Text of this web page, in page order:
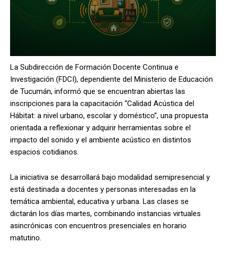
La Subdirección de Formación Docente Continua e
Investigación (FDCI), dependiente del Ministerio de Educación
de Tucumán, informó que se encuentran abiertas las
inscripciones para la capacitación “Calidad Acústica del
Hábitat: a nivel urbano, escolar y doméstico”, una propuesta
orientada a reflexionar y adquirir herramientas sobre el
impacto del sonido y el ambiente acústico en distintos
espacios cotidianos.
La iniciativa se desarrollará bajo modalidad semipresencial y
está destinada a docentes y personas interesadas en la
temática ambiental, educativa y urbana. Las clases se
dictarán los días martes, combinando instancias virtuales
asincrónicas con encuentros presenciales en horario
matutino.